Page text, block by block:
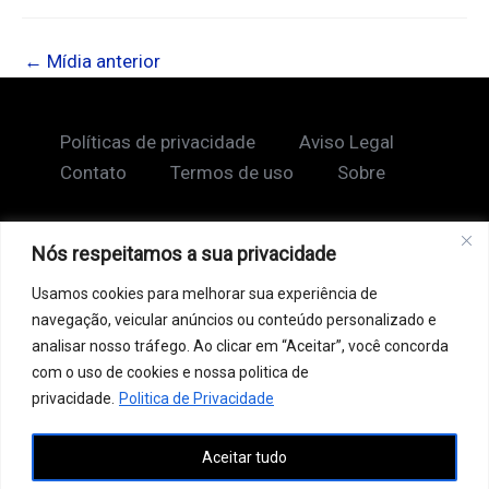
Nós respeitamos a sua privacidade
Usamos cookies para melhorar sua experiência de
navegação, veicular anúncios ou conteúdo personalizado e
analisar nosso tráfego. Ao clicar em “Aceitar”, você concorda
com o uso de cookies e nossa politica de
privacidade. Politica de Privacidade
Aceitar tudo
← Mídia anterior
Políticas de privacidade
Aviso Legal
Contato
Termos de uso Sobre
Ao acessar este site, você concorda com nossos
Termos de Uso e Política de Privacidade. Este site
pode conter links patrocinados, incluindo do Google
AdSense, e links de afiliados. Podemos receber uma
comissão por vendas feitas através desses links. o
conteúdo aqui presente, incluindo textos, é protegido